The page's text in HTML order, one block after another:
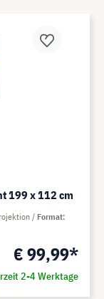
199 x 112 cm
€ 99,99*
2-4 Werktage
Format